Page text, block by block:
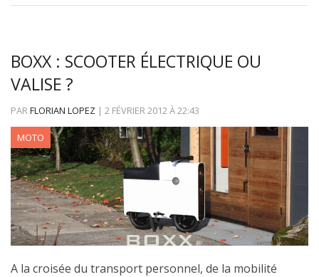
BOXX : SCOOTER ÉLECTRIQUE OU
VALISE ?
PARFLORIAN LOPEZ | 2 FÉVRIER 2012À22:43
MOTO
A la croisée du transport personnel, de la mobilité